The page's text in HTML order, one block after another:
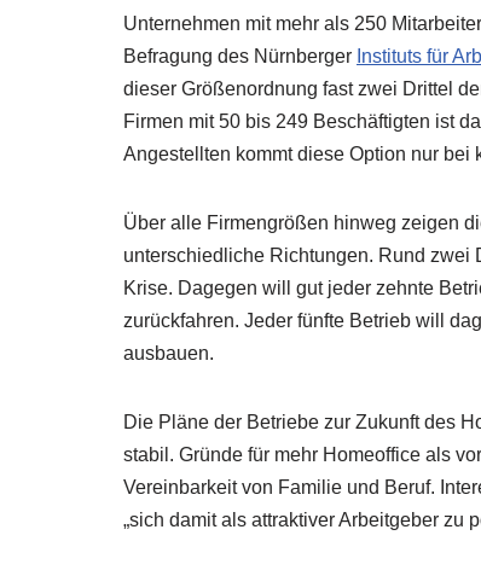
Unternehmen mit mehr als 250
Befragung des Nürnberger Instituts für
dieser Größenordnung fast zwei Drittel
Firmen mit 50 bis 249 Beschäftigten ist
Angestellten kommt diese Option nur bei
Über alle Firmengrößen hinweg zeigen
unterschiedliche Richtungen. Rund zwei
Krise. Dagegen will gut jeder zehnte
zurückfahren. Jeder fünfte Betrieb will
ausbauen.
Die Pläne der Betriebe zur Zukunft des
stabil. Gründe für mehr Homeoffice als
Vereinbarkeit von Familie und Beruf.
„sich damit als attraktiver Arbeitgeber zu